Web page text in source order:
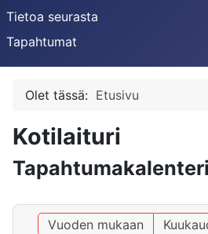
Tietoa seurasta
Tapahtumat
Olet tässä: Etusivu
Kotilaituri
Tapahtumakalenteri
Vuoden mukaan